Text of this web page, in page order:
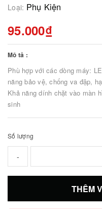
Loại: Phụ Kiện
95.000₫
Mô tả :
Phù hợp với các dòng máy:
năng bảo vệ, chống va đập,
Khả năng dính chặt vào màn
sinh
Số lượng
-
THÊM